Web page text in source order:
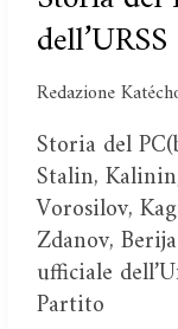
dell’URSS
Redazione
Storia del
Stalin,
Vorosilov,
Zdanov,
ufficiale
Partito
del
PC(b)
dell’URSS